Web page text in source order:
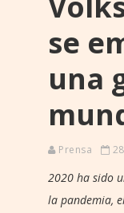
se
una
Prensa
2020 ha sido
la pandemia,